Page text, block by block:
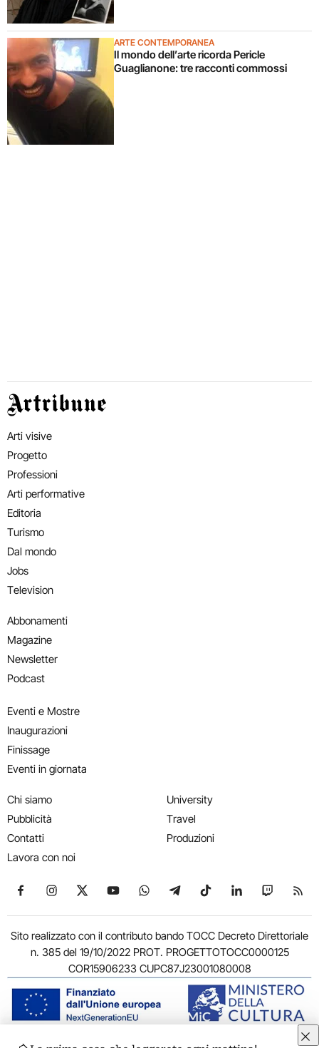
ARTE CONTEMPORANEA
Il mondo dell’arte ricorda Pericle
Guaglianone: tre racconti commossi
Artribune
Arti visive
Progetto
Professioni
Arti performative
Editoria
Turismo
Dal mondo
Jobs
Television
Abbonamenti
Magazine
Newsletter
Podcast
Eventi e Mostre
Inaugurazioni
Finissage
Eventi in giornata
Chi siamo
Pubblicità
Contatti
Lavora con noi
University
Travel
Produzioni
Seguici su Facebook
Seguici su Instagram
Seguici su X
Seguici su YouTube
Seguici su WhatsApp
Seguici su Telegram
Seguici su TikTok
Seguici su
Seguici
Sito realizzato con il contributo bando TOCC Decreto Direttoriale
n. 385 del 19/10/2022 PROT. PROGETTOTOCC0000125
COR15906233 CUPC87J23001080008